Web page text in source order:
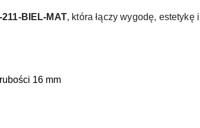
BIEL-MAT, która łączy wygodę,
16 mm